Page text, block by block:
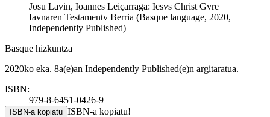
Josu Lavin, Ioannes Leiçarraga: Iesvs Christ Gvre
Iavnaren Testamentv Berria (Basque language, 2020,
Independently Published)
Basque hizkuntza
2020ko eka. 8a(e)an Independently Published(e)n argitaratua.
ISBN:
979-8-6451-0426-9
ISBN-a kopiatu ISBN-a kopiatu!